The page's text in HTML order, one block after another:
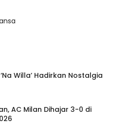
Willa’ Hadirkan Nostalgia
AC Milan Dihajar 3-0 di